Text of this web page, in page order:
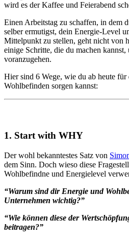
wird es der Kaffee und Feierabend
Einen Arbeitstag zu schaffen, in dem
selber ermutigst, dein Energie-Level
Mittelpunkt zu stellen, geht nicht von
einige Schritte, die du machen
voranzugehen.
Hier sind 6 Wege, wie du ab heute
Wohlbefinden sorgen kannst:
1. Start with WHY
Der wohl bekanntestes Satz von
dem Sinn. Doch wieso diese
Wohlbefindne und Energielevel
“Warum sind dir Energie und
Unternehmen wichtig?”
“Wie können diese der
beitragen?”